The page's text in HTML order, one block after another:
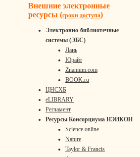
Внешние электронные
ресурсы (сроки доступа)
Электронно-библиотечные
системы (ЭБС)
Лань
Юрайт
Znanium.com
BOOK.ru
ЦНСХБ
eLIBRARY
Регламент
Ресурсы Консорциума НЭИКОН
Science online
Nature
Taylor & Francis